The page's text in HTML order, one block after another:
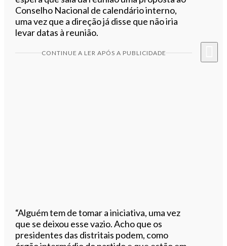
Conselho Nacional de calendário interno,
uma vez que a direção já disse que não iria
levar datas à reunião.
CONTINUE A LER APÓS A PUBLICIDADE
“Alguém tem de tomar a iniciativa, uma vez
que se deixou esse vazio. Acho que os
presidentes das distritais podem, como